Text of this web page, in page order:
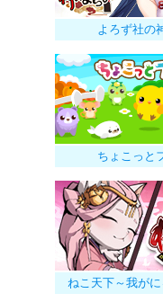
よろず社の
ちょこっと
ねこ天下～我が